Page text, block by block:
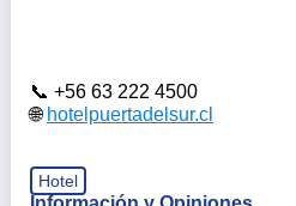
+56 63 222 4500
hotelpuertadelsur.cl
Hotel